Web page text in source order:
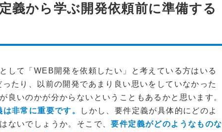
義から学ぶ開発依頼前に準備する
して「WEB開発を依頼したい」と考えている方はいる
たり、以前の開発であまり良い思いをしていなかった
良いのかが分からないということもあるかと思います。
非常に重要です。
しかし、要件定義が具体的にどのよ
ないでしょうか。そこで、要件定義がどのようなものな